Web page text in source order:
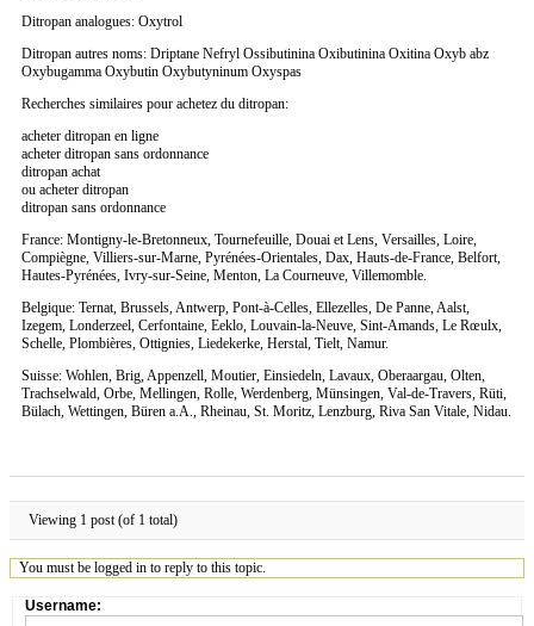
Ditropan analogues: Oxytrol
Ditropan autres noms: Driptane Nefryl Ossibutinina Oxibutinina Oxitina Oxyb abz
Oxybugamma Oxybutin Oxybutyninum Oxyspas
Recherches similaires pour achetez du ditropan:
acheter ditropan en ligne
acheter ditropan sans ordonnance
ditropan achat
ou acheter ditropan
ditropan sans ordonnance
France: Montigny-le-Bretonneux, Tournefeuille, Douai et Lens, Versailles, Loire,
Compiègne, Villiers-sur-Marne, Pyrénées-Orientales, Dax, Hauts-de-France, Belfort,
Hautes-Pyrénées, Ivry-sur-Seine, Menton, La Courneuve, Villemomble.
Belgique: Ternat, Brussels, Antwerp, Pont-à-Celles, Ellezelles, De Panne, Aalst,
Izegem, Londerzeel, Cerfontaine, Eeklo, Louvain-la-Neuve, Sint-Amands, Le Rœulx,
Schelle, Plombières, Ottignies, Liedekerke, Herstal, Tielt, Namur.
Suisse: Wohlen, Brig, Appenzell, Moutier, Einsiedeln, Lavaux, Oberaargau, Olten,
Trachselwald, Orbe, Mellingen, Rolle, Werdenberg, Münsingen, Val-de-Travers, Rüti,
Bülach, Wettingen, Büren a.A., Rheinau, St. Moritz, Lenzburg, Riva San Vitale, Nidau.
Viewing 1 post (of 1 total)
You must be logged in to reply to this topic.
Username: